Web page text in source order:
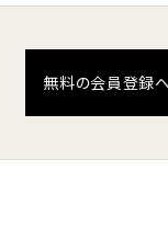
無料の会員登録